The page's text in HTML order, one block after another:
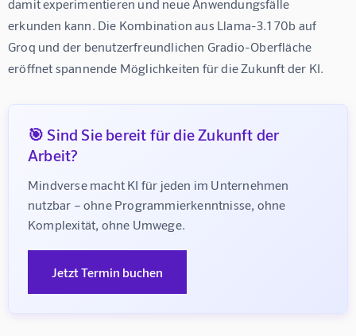
damit experimentieren und neue Anwendungsfälle
erkunden kann. Die Kombination aus Llama-3.1 70b auf
Groq und der benutzerfreundlichen Gradio-Oberfläche
eröffnet spannende Möglichkeiten für die Zukunft der KI.
🎯 Sind Sie bereit für die Zukunft der
Arbeit?
Mindverse macht KI für jeden im Unternehmen
nutzbar – ohne Programmierkenntnisse, ohne
Komplexität, ohne Umwege.
Jetzt Termin buchen